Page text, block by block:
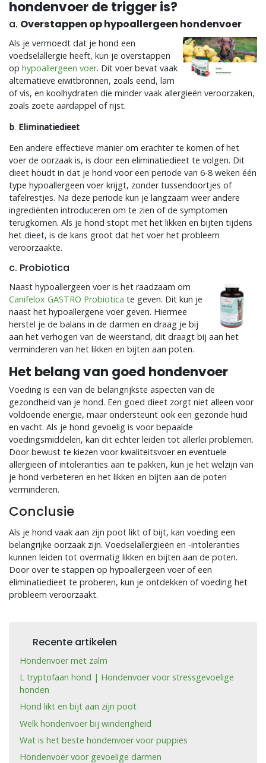
hondenvoer de trigger is?
a. Overstappen op hypoallergeen hondenvoer
Als je vermoedt dat je hond een
voedselallergie heeft, kun je overstappen
op hypoallergeen voer. Dit voer bevat vaak
alternatieve eiwitbronnen, zoals eend, lam
of vis, en koolhydraten die minder vaak allergieën veroorzaken,
zoals zoete aardappel of rijst.
b. Eliminatiedieet
Een andere effectieve manier om erachter te komen of het
voer de oorzaak is, is door een eliminatiedieet te volgen. Dit
dieet houdt in dat je hond voor een periode van 6-8 weken één
type hypoallergeen voer krijgt, zonder tussendoortjes of
tafelrestjes. Na deze periode kun je langzaam weer andere
ingrediënten introduceren om te zien of de symptomen
terugkomen. Als je hond stopt met het likken en bijten tijdens
het dieet, is de kans groot dat het voer het probleem
veroorzaakte.
c. Probiotica
Naast hypoallergeen voer is het raadzaam om
Canifelox GASTRO Probiotica te geven. Dit kun je
naast het hypoallergene voer geven. Hiermee
herstel je de balans in de darmen en draag je bij
aan het verhogen van de weerstand, dit draagt bij aan het
verminderen van het likken en bijten aan poten.
Het belang van goed hondenvoer
Voeding is een van de belangrijkste aspecten van de
gezondheid van je hond. Een goed dieet zorgt niet alleen voor
voldoende energie, maar ondersteunt ook een gezonde huid
en vacht. Als je hond gevoelig is voor bepaalde
voedingsmiddelen, kan dit echter leiden tot allerlei problemen.
Door bewust te kiezen voor kwaliteitsvoer en eventuele
allergieën of intoleranties aan te pakken, kun je het welzijn van
je hond verbeteren en het likken en bijten aan de poten
verminderen.
Conclusie
Als je hond vaak aan zijn poot likt of bijt, kan voeding een
belangrijke oorzaak zijn. Voedselallergieën en -intoleranties
kunnen leiden tot overmatig likken en bijten aan de poten.
Door over te stappen op hypoallergeen voer of een
eliminatiedieet te proberen, kun je ontdekken of voeding het
probleem veroorzaakt.
Recente artikelen
Hondenvoer met zalm
L tryptofaan hond | Hondenvoer voor stressgevoelige
honden
Hond likt en bijt aan zijn poot
Welk hondenvoer bij winderigheid
Wat is het beste hondenvoer voor puppies
Hondenvoer voor gevoelige darmen